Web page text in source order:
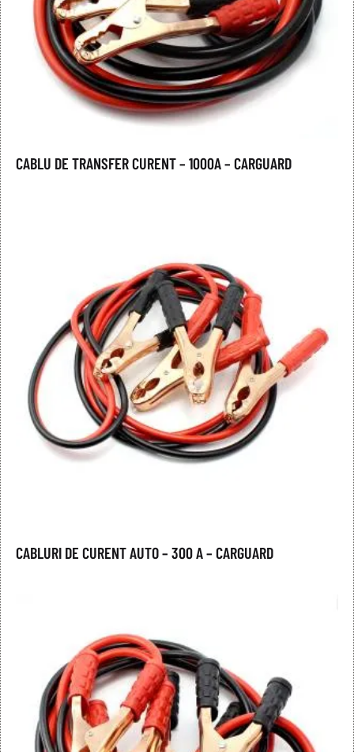
CABLU DE TRANSFER CURENT – 1000A – CARGUARD
CABLURI DE CURENT AUTO – 300 A – CARGUARD